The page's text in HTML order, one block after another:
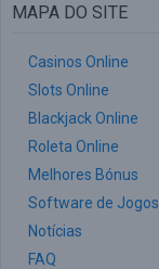
MAPA DO SITE
Casinos Online
Slots Online
Blackjack Online
Roleta Online
Melhores Bónus
Software de Jogos
Notícias
FAQ